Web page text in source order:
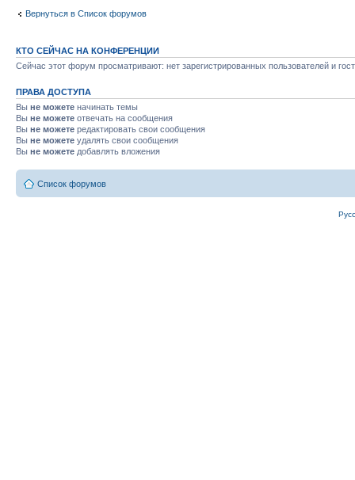
Вернуться в Список форумов
КТО СЕЙЧАС НА КОНФЕРЕНЦИИ
Сейчас этот форум просматривают: нет зарегистрированных пользователей и
ПРАВА ДОСТУПА
Вы не можете начинать темы
Вы не можете отвечать на сообщения
Вы не можете редактировать свои сообщения
Вы не можете удалять свои сообщения
Вы не можете добавлять вложения
Список форумов